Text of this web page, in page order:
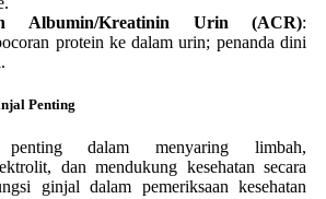
Albumin/Kreatinin Urin (ACR):
protein ke dalam urin; penanda dini
Penting
dalam menyaring limbah,
dan mendukung kesehatan secara
ginjal dalam pemeriksaan kesehatan